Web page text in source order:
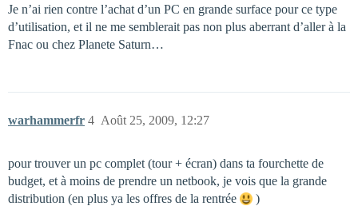
Je n’ai rien contre l’achat d’un PC en grande surface pour ce type
d’utilisation, et il ne me semblerait pas non plus aberrant d’aller à la
Fnac ou chez Planete Saturn…
warhammerfr Août 25, 2009, 12:27
4
pour trouver un pc complet (tour + écran) dans ta fourchette de
budget, et à moins de prendre un netbook, je vois que la grande
distribution (en plus ya les offres de la rentrée
)